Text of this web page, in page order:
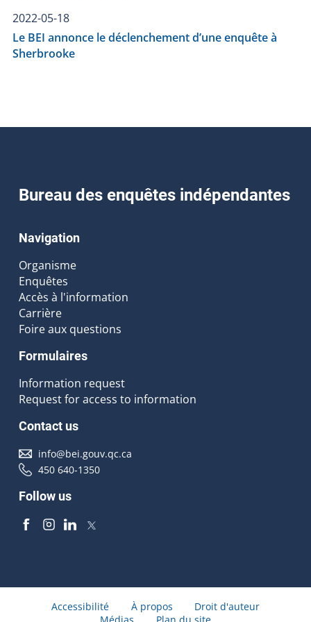
2022-05-18
Le BEI annonce le déclenchement d’une enquête à
Sherbrooke
Bureau des enquêtes indépendantes
Navigation
Organisme
Enquêtes
Accès à l'information
Carrière
Foire aux questions
Formulaires
Information request
Request for access to information
Contact us
info@bei.gouv.qc.ca
450 640-1350
Follow us
Accessibilité À propos
Droit d'auteur
Médias
Plan du site